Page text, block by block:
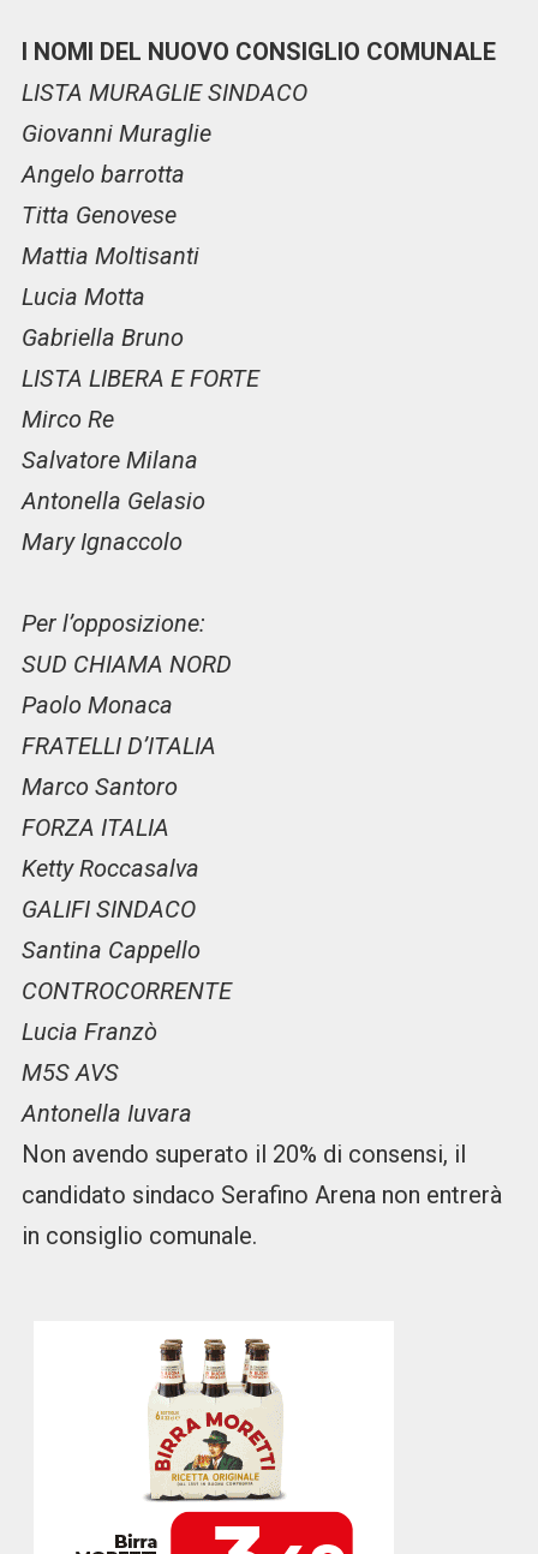
I NOMI DEL NUOVO CONSIGLIO COMUNALE
LISTA MURAGLIE SINDACO
Giovanni Muraglie
Angelo barrotta
Titta Genovese
Mattia Moltisanti
Lucia Motta
Gabriella Bruno
LISTA LIBERA E FORTE
Mirco Re
Salvatore Milana
Antonella Gelasio
Mary Ignaccolo
Per l’opposizione:
SUD CHIAMA NORD
Paolo Monaca
FRATELLI D’ITALIA
Marco Santoro
FORZA ITALIA
Ketty Roccasalva
GALIFI SINDACO
Santina Cappello
CONTROCORRENTE
Lucia Franzò
M5S AVS
Antonella Iuvara
Non avendo superato il 20% di consensi, il
candidato sindaco Serafino Arena non entrerà
in consiglio comunale.